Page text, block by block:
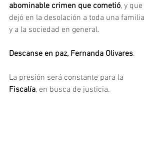
abominable crimen que cometió, y que
dejó en la desolación a toda una familia
y a la sociedad en general.
Descanse en paz, Fernanda Olivares.
La presión será constante para la
Fiscalía, en busca de justicia.